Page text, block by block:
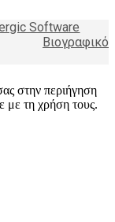
Software
Βιογραφικό
στην περιήγηση
με τη χρήση τους.